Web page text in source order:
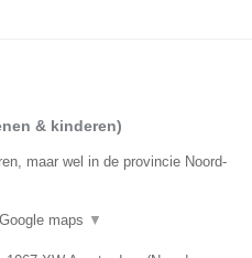
& kinderen)
maar wel in de provincie Noord-
Google maps ▼